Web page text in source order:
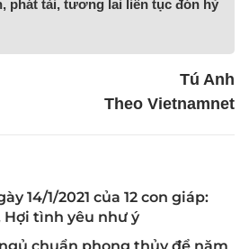
phát tài, tương lai liên tục đón hỷ
Tú Anh
Theo Vietnamnet
14/1/2021 của 12 con giáp:
Hợi tình yêu như ý